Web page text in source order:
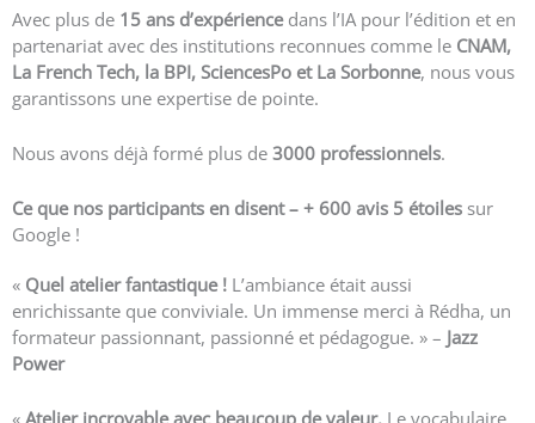
Avec plus de 15 ans d’expériencedans l’IA pour l’édition et en
partenariat avec des institutions reconnues comme le CNAM,
La French Tech, la BPI, SciencesPo et La Sorbonne, nous vous
garantissons une expertise de pointe.
Nous avons déjà formé plus de 3000 professionnels.
Ce que nos participants en disent – + 600 avis 5 étoiles sur
Google !
« Quel atelier fantastique ! L’ambiance était aussi
enrichissante que conviviale. Un immense merci à Rédha, un
formateur passionnant, passionné et pédagogue. » – Jazz
Power